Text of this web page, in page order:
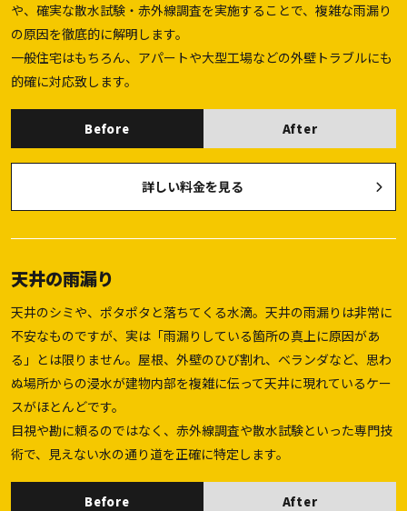
や、確実な散水試験・赤外線調査を実施することで、複雑な雨漏り
の原因を徹底的に解明します。
一般住宅はもちろん、アパートや大型工場などの外壁トラブルにも
的確に対応致します。
Before After
詳しい料金を見る
天井の雨漏り
天井のシミや、ポタポタと落ちてくる水滴。天井の雨漏りは非常に
不安なものですが、実は「雨漏りしている箇所の真上に原因があ
る」とは限りません。屋根、外壁のひび割れ、ベランダなど、思わ
ぬ場所からの浸水が建物内部を複雑に伝って天井に現れているケー
スがほとんどです。
目視や勘に頼るのではなく、赤外線調査や散水試験といった専門技
術で、見えない水の通り道を正確に特定します。
Before After